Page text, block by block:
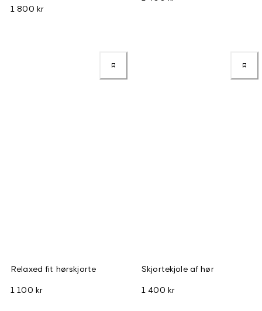
1 800 kr
Relaxed fit hørskjorte
1 100 kr
Skjortekjole af hør
1 400 kr